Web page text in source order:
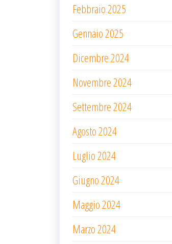
Febbraio 2025
Gennaio 2025
Dicembre 2024
Novembre 2024
Settembre 2024
Agosto 2024
Luglio 2024
Giugno 2024
Maggio 2024
Marzo 2024